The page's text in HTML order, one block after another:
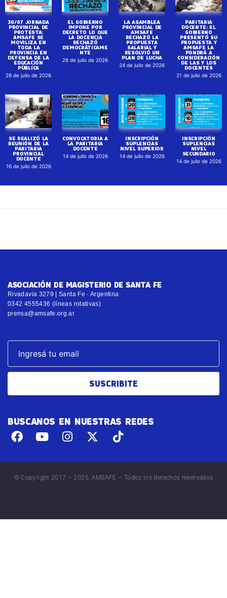
30/07 JORNADA
PROVINCIAL DE
PROTESTA:
AMSAFE SE
MOVILIZA EN
TODA LA
PROVINCIA EN
DEFENSA DE LA
EDUCACIÓN
PÚBLICA
28 de julio de 2026
EL GOBIERNO
IMPONE POR
DECRETO LO QUE
LA DOCENCIA
RECHAZÓ
DEMOCRÁTICAME
NTE
28 de julio de 2026
LA ASAMBLEA
PROVINCIAL DE
AMSAFE
RECHAZÓ LA
PROPUESTA
SALARIAL Y
RESOLVIÓ UN
PLAN DE LUCHA
24 de julio de 2026
PARITARIA
DOCENTE: EL
GOBIERNO
PRESENTÓ SU
PROPUESTA Y
AMSAFE LA
PONDRÁ A
CONSIDERACIÓN
DE LAS Y LOS
DOCENTES
21 de julio de 2026
SE REALIZÓ LA
REUNIÓN DE LA
PARITARIA
PROVINCIAL
DOCENTE
16 de julio de 2026
CONVOCATORIA A
LA PARITARIA
DOCENTE
14 de julio de 2026
INSCRIPCIÓN
SUPLENCIAS
NIVEL SUPERIOR
14 de julio de 2026
INSCRIPCIÓN
SUPLENCIAS
NIVEL
SECUNDARIO
14 de julio de 2026
ASOCIACIÓN DE MAGISTERIO DE SANTA FE
Rivadavia 3279 | Santa Fe · Argentina
0342 4555436 (líneas rotativas)
prensa@amsafe.org.ar
SUSCRIBITE
BUSCANOS EN NUESTRAS REDES
© Copyright 2017 – 2025, AMSAFE – Todos los derechos reservados